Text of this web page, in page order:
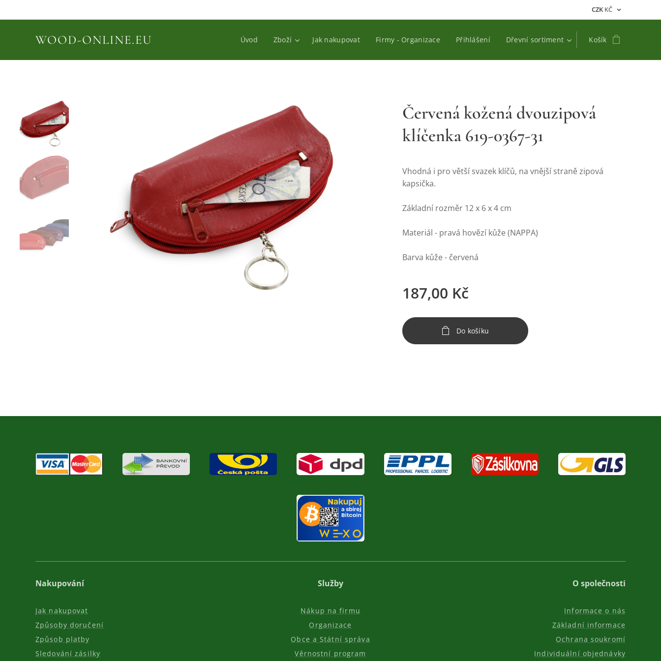
CZK KČ
WOOD-ONLINE.EU Úvod Zboží Jak nakupovat Firmy - Organizace Přihlášení Dřevní sortiment Košík
Červená kožená dvouzipová
klíčenka 619-0367-31
Vhodná i pro větší svazek klíčů, na vnější straně zipová
kapsička.
Základní rozměr 12 x 6 x 4 cm
Materiál - pravá hovězí kůže (NAPPA)
Barva kůže - červená
187,00 Kč
Do košíku
Nakupování
Jak nakupovat
Způsoby doručení
Způsob platby
Sledování zásilky
Služby
Nákup na firmu
Organizace
Obce a Státní správa
Věrnostní program
O společnosti
Informace o nás
Základní informace
Ochrana soukromí
Individuální objednávky